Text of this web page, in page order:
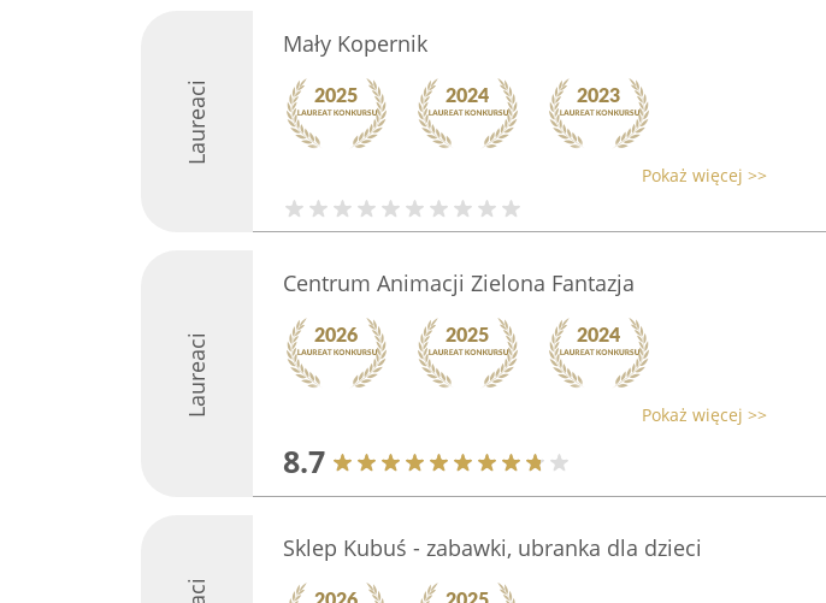
Laureaci
Mały Kopernik
Pokaż więcej >>
Laureaci
Centrum Animacji Zielona Fantazja
Pokaż więcej >>
8.7
Sklep Kubuś - zabawki, ubranka dla dzieci